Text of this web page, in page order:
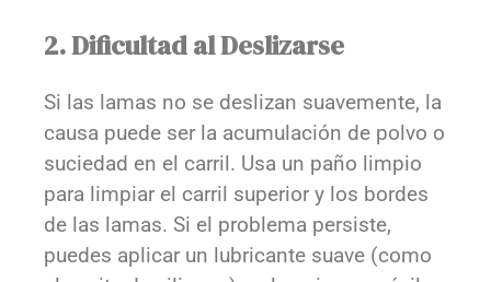
2. Dificultad al Deslizarse
Si las lamas no se deslizan suavemente, la
causa puede ser la acumulación de polvo o
suciedad en el carril. Usa un paño limpio
para limpiar el carril superior y los bordes
de las lamas. Si el problema persiste,
puedes aplicar un lubricante suave (como